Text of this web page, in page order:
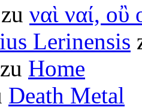
zu ναὶ ναί, οὒ
Lerinensis
zu Home
Death Metal